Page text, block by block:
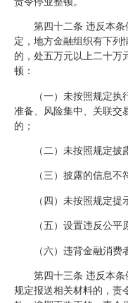
第四十二条 违反本条
定，地方金融组织有下列
的，处五万元以上二十万
顿：
（一）未按照规定执行
准备、风险集中、关联交
的；
（二）未按照规定披
（三）披露的信息不符
（四）未按照规定提
（五）设置违反公平原
（六）违背金融消费者
第四十三条 违反本条
规定报送相关材料的，责